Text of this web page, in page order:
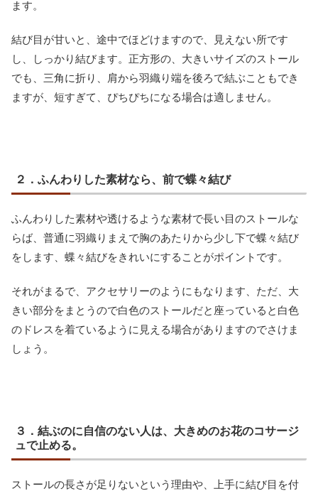
ます。
結び目が甘いと、途中でほどけますので、見えない所です
し、しっかり結びます。正方形の、大きいサイズのストール
でも、三角に折り、肩から羽織り端を後ろで結ぶこともでき
ますが、短すぎて、ぴちぴちになる場合は適しません。
２．ふんわりした素材なら、前で蝶々結び
ふんわりした素材や透けるような素材で長い目のストールな
らば、普通に羽織りまえで胸のあたりから少し下で蝶々結び
をします、蝶々結びをきれいにすることがポイントです。
それがまるで、アクセサリーのようにもなります、ただ、大
きい部分をまとうので白色のストールだと座っていると白色
のドレスを着ているように見える場合がありますのでさけま
しょう。
３．結ぶのに自信のない人は、大きめのお花のコサージ
ュで止める。
ストールの長さが足りないという理由や、上手に結び目を付